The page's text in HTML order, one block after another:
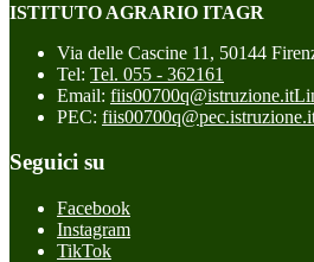
ISTITUTO AGRARIO ITAGR
Via delle Cascine 11, 50144
Tel: Tel. 055 - 362161
Email: fiis00700q@istruzione.it
PEC:
Seguici su
Facebook
Instagram
TikTok